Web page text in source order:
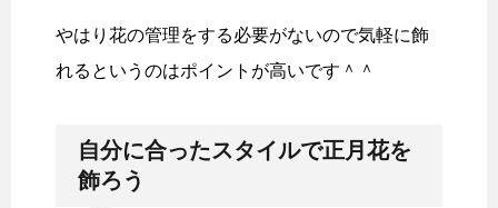
やはり花の管理をする必要がないので気軽に飾
れるというのはポイントが高いです＾＾
自分に合ったスタイルで正月花を
飾ろう